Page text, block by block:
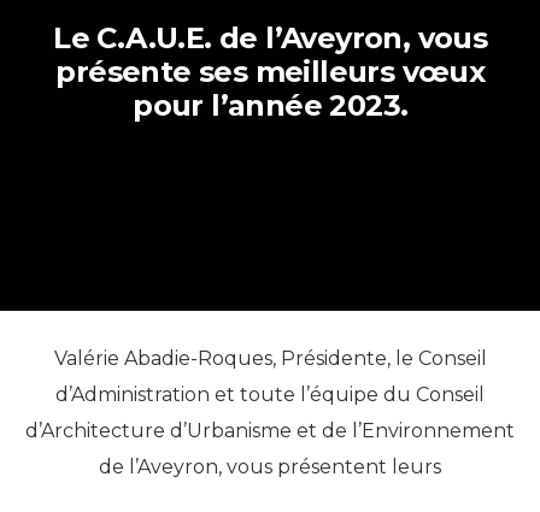
Le C.A.U.E. de l’Aveyron, vous
présente ses meilleurs vœux
pour l’année 2023.
Valérie Abadie-Roques, Présidente, le Conseil
d’Administration et toute l’équipe du Conseil
d’Architecture d’Urbanisme et de l’Environnement
de l’Aveyron, vous présentent leurs